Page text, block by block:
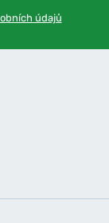
údajů